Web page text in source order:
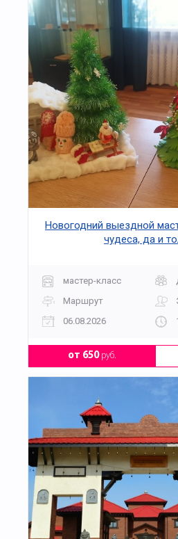
Новогодний выездной
чудеса, да и
мастер-класс
Маршрут
06.08.2026
от 650руб.